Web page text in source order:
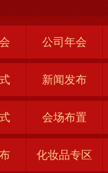
公司年会
新闻发布
会场布置
化妆品专区